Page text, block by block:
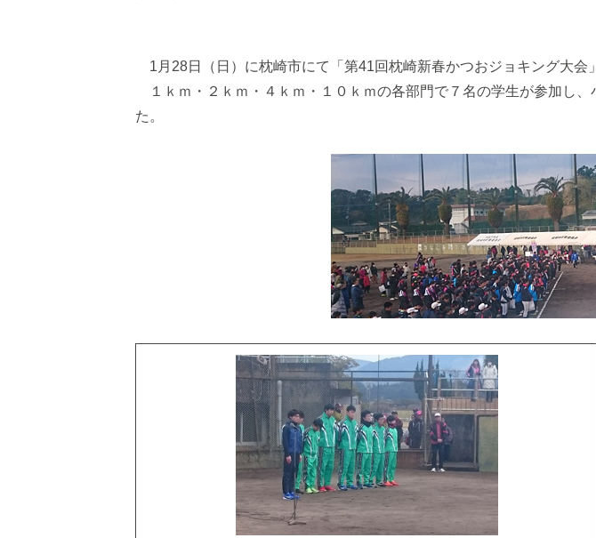
1月28日（日）に枕崎市にて「第41回枕崎新春かつおジョキング大会
１ｋｍ・２ｋｍ・４ｋｍ・１０ｋｍの各部門で７名の学生が参加し
た。